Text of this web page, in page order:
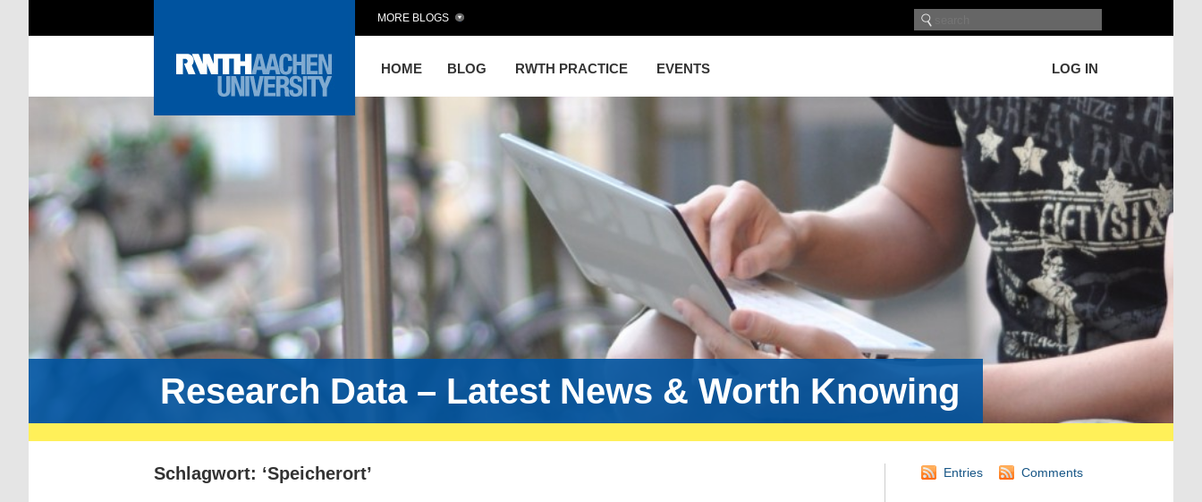
HOME BLOG RWTH PRACTICE EVENTS LOG IN
MORE BLOGS
Research Data – Latest News & Worth Knowing
Schlagwort: ‘Speicherort’ Entries Comments